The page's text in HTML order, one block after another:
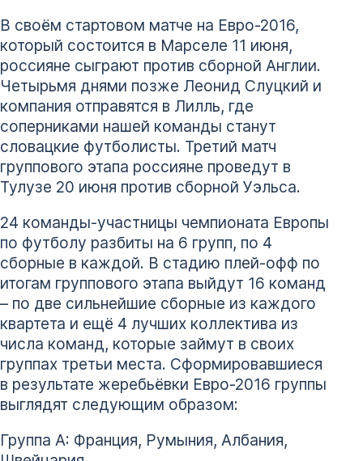
В своём стартовом матче на Евро-2016,
который состоится в Марселе 11 июня,
россияне сыграют против сборной Англии.
Четырьмя днями позже Леонид Слуцкий и
компания отправятся в Лилль, где
соперниками нашей команды станут
словацкие футболисты. Третий матч
группового этапа россияне проведут в
Тулузе 20 июня против сборной Уэльса.
24 команды-участницы чемпионата Европы
по футболу разбиты на 6 групп, по 4
сборные в каждой. В стадию плей-офф по
итогам группового этапа выйдут 16 команд
– по две сильнейшие сборные из каждого
квартета и ещё 4 лучших коллектива из
числа команд, которые займут в своих
группах третьи места. Сформировавшиеся
в результате жеребьёвки Евро-2016 группы
выглядят следующим образом:
Группа А: Франция, Румыния, Албания,